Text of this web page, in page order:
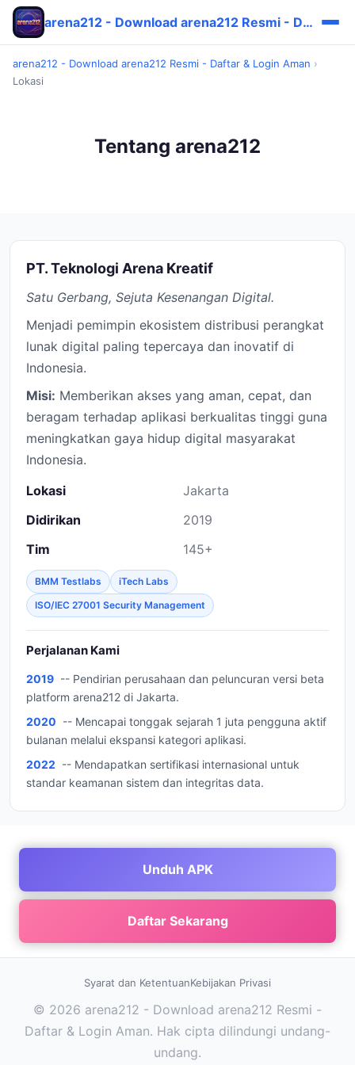
arena212 - Download arena212 Resmi - Daftar & Login Aman
arena212 - Download arena212 Resmi - Daftar & Login Aman ›
Lokasi
Tentang arena212
PT. Teknologi Arena Kreatif
Satu Gerbang, Sejuta Kesenangan Digital.
Menjadi pemimpin ekosistem distribusi perangkat
lunak digital paling tepercaya dan inovatif di
Indonesia.
Misi: Memberikan akses yang aman, cepat, dan
beragam terhadap aplikasi berkualitas tinggi guna
meningkatkan gaya hidup digital masyarakat
Indonesia.
Lokasi
Jakarta
Didirikan
2019
Tim
145+
BMM Testlabs
iTech Labs
ISO/IEC 27001 Security Management
Perjalanan Kami
2019 -- Pendirian perusahaan dan peluncuran versi beta
platform arena212 di Jakarta.
2020 -- Mencapai tonggak sejarah 1 juta pengguna aktif
bulanan melalui ekspansi kategori aplikasi.
2022 -- Mendapatkan sertifikasi internasional untuk
standar keamanan sistem dan integritas data.
Unduh APK
Daftar Sekarang
Syarat dan KetentuanKebijakan Privasi
© 2026 arena212 - Download arena212 Resmi -
Daftar & Login Aman. Hak cipta dilindungi undang-
undang.